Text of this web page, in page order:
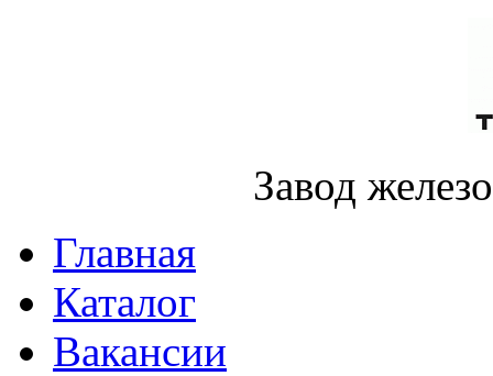
Завод
Главная
Каталог
Вакансии